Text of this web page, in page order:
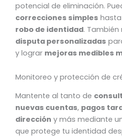
potencial de eliminación.
correcciones simples hasta
robo de identidad.
disputa personalizadas
y lograr mejoras medibles
Monitoreo y protección de
Mantente al tanto de
nuevas cuentas, pagos
dirección y más mediante
que protege tu identidad